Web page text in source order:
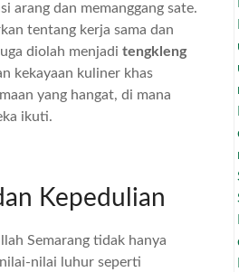
arang dan memanggang sate.
tentang kerja sama dan
diolah menjadi tengkleng
kekayaan kuliner khas
yang hangat, di mana
ikuti.
Kepedulian
Semarang tidak hanya
nilai luhur seperti